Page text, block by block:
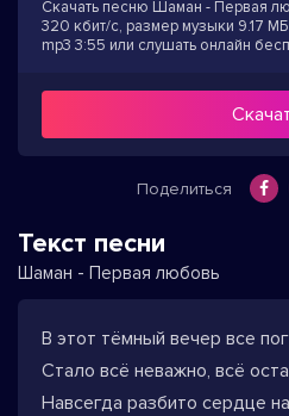
Скачать песню Шаман - Первая
320 кбит/с, размер музыки 9.17
mp3 3:55 или слушать онлайн
Поделиться
Текст песни
Шаман - Первая любовь
В этот тёмный вечер все
Стало всё неважно, всё
Навсегда разбито сердце